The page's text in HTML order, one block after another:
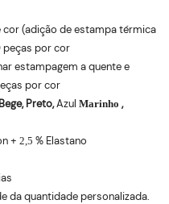
cor (adição de estampa térmica
peças por cor
estampagem a quente e
por cor
Preto,Azul Marinho ,
+ 2,5 % Elastano
da quantidade personalizada.